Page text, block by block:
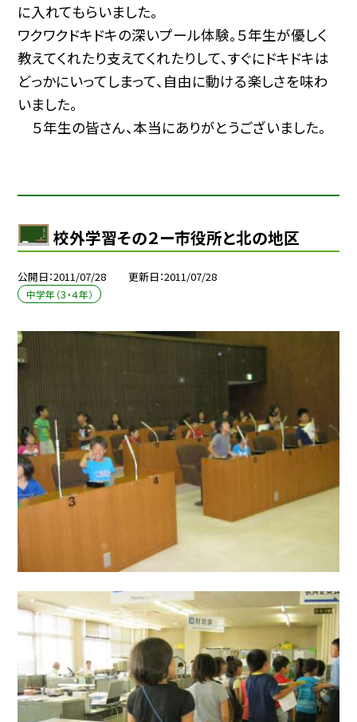
に入れてもらいました。
ワクワクドキドキの深いプール体験。５年生が優しく
教えてくれたり支えてくれたりして、すぐにドキドキは
どっかにいってしまって、自由に動ける楽しさを味わ
いました。
５年生の皆さん、本当にありがとうございました。
校外学習その２ー市役所と北の地区
公開日 2011/07/28 更新日 2011/07/28
中学年（３・４年）